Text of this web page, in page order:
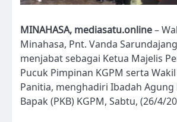
MINAHASA, mediasatu.online–
Minahasa, Pnt. Vanda
menjabat sebagai Ketua Majelis
Pucuk Pimpinan KGPM serta
Panitia, menghadiri Ibadah Agung
Bapak (PKB) KGPM, Sabtu, (26/4/